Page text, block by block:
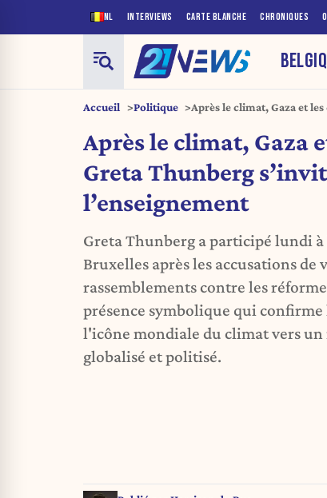
NL INTERVIEWS CARTE BLANCHE CHRONIQUES
Accueil Politique
Après le climat, Gaza et
Après le climat, Gaza
Greta Thunberg
l’enseignement
Greta Thunberg a participé lundi
Bruxelles après les accusations de
rassemblements contre les
présence symbolique qui
l'icône mondiale du climat vers
globalisé et politisé.